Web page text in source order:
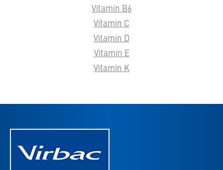
Vitamin B6
Vitamin C
Vitamin D
Vitamin E
Vitamin K